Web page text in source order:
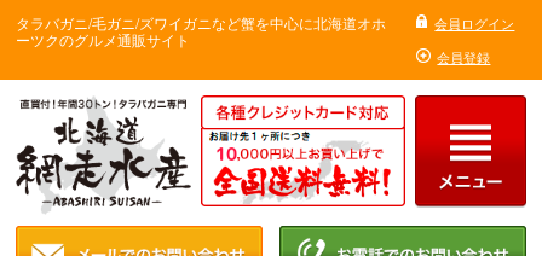
タラバガニ/毛ガニ/ズワイガニなど蟹を中心に北海道オホ
ーツクのグルメ通販サイト
会員ログイン
会員登録